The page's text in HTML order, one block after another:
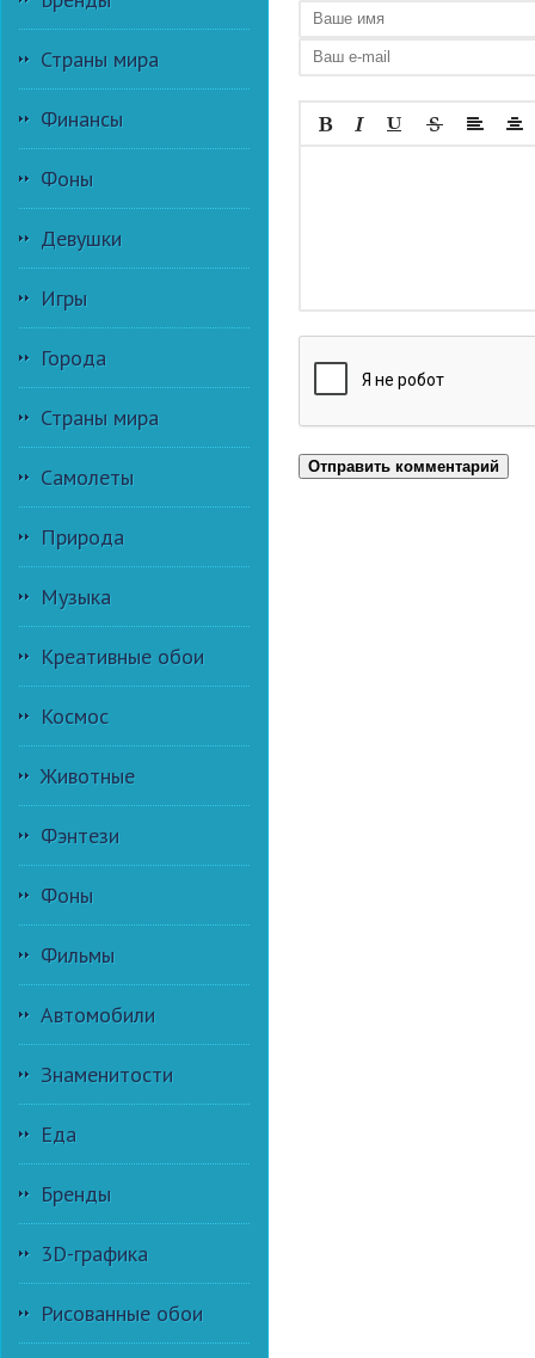
Страны мира
Финансы
Фоны
Девушки
Игры
Города
Страны мира
Самолеты
Природа
Музыка
Креативные обои
Космос
Животные
Фэнтези
Фоны
Фильмы
Автомобили
Знаменитости
Еда
Бренды
3D-графика
Рисованные обои
Отправить комментарий